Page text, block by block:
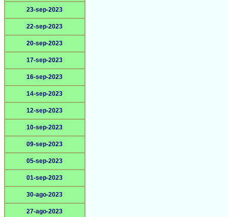
23-sep-2023
22-sep-2023
20-sep-2023
17-sep-2023
16-sep-2023
14-sep-2023
12-sep-2023
10-sep-2023
09-sep-2023
05-sep-2023
01-sep-2023
30-ago-2023
27-ago-2023